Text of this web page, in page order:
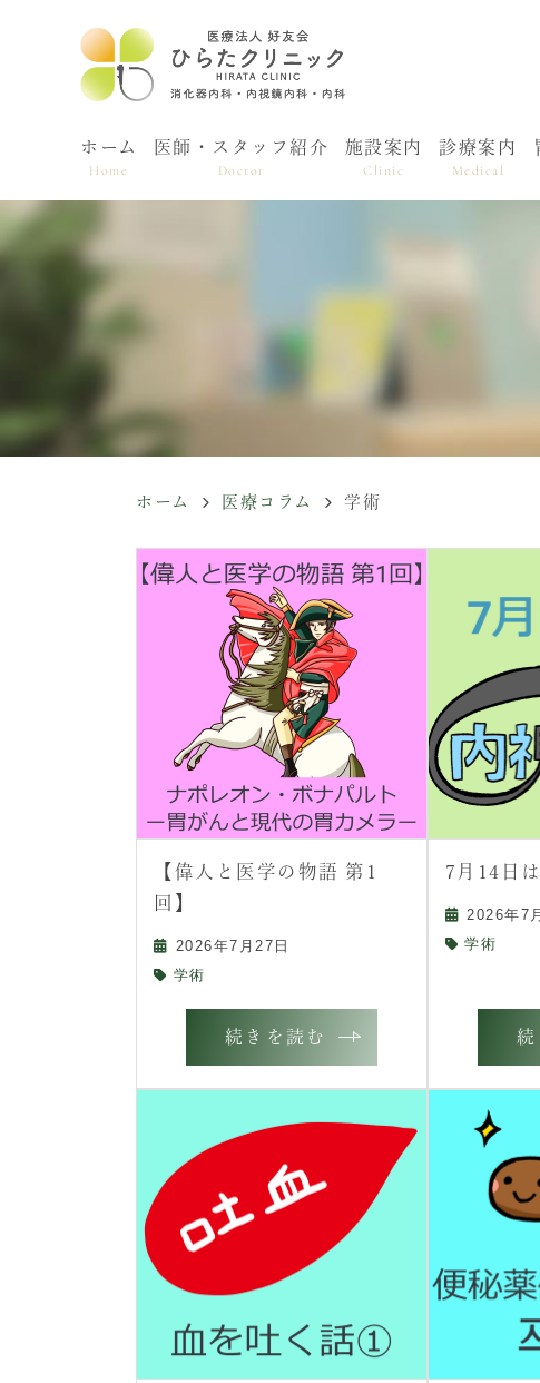
ホーム
Home
医師・スタッフ紹介
Doctor
施設案内
Clinic
診療案内
Medical
ホーム 医療コラム 学術
【偉人と医学の物語 第1
回】
2026年7月27日
学術
続きを読む
7月14日
2026年7
学術
続